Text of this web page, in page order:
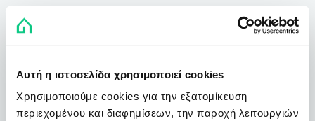
Αυτή η ιστοσελίδα χρησιμοποιεί cookies
Χρησιμοποιούμε cookies για την εξατομίκευση
περιεχομένου και διαφημίσεων, την παροχή λειτουργιών